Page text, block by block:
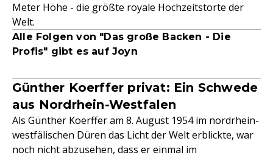
Meter Höhe - die größte royale Hochzeitstorte der
Welt.
Alle Folgen von "Das große Backen - Die
Profis" gibt es auf Joyn
Günther Koerffer privat: Ein Schwede
aus Nordrhein-Westfalen
Als Günther Koerffer am 8. August 1954 im nordrhein-
westfälischen Düren das Licht der Welt erblickte, war
noch nicht abzusehen, dass er einmal im